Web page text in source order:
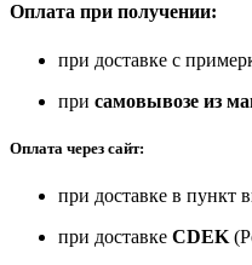
Оплата при получении:
при доставке с
при самовывозе из
Оплата через сайт:
при доставке в пункт
при доставке CDEK